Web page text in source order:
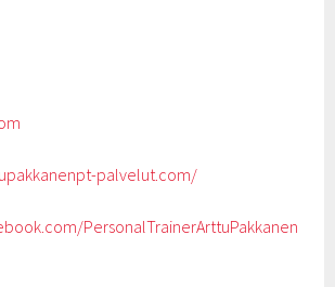
palvelut.com/
PersonalTrainerArttuPakkanen